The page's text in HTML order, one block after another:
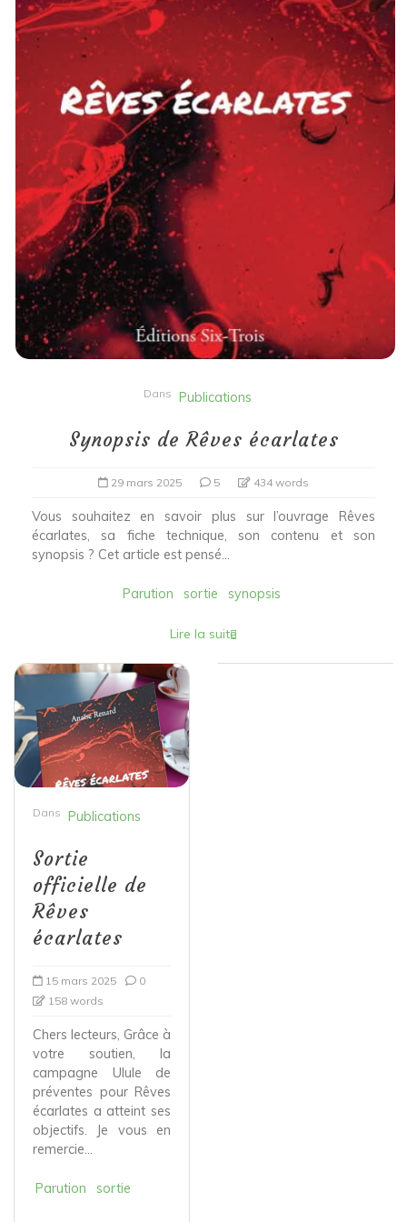
Dans Publications
Synopsis de Rêves écarlates
29 mars 2025 5 434 words
Vous souhaitez en savoir plus sur l’ouvrage Rêves
écarlates, sa fiche technique, son contenu et son
synopsis ? Cet article est pensé...
Parution sortie synopsis
Lire la suite
Dans Publications
Sortie
officielle de
Rêves
écarlates
15 mars 2025
0
158 words
Chers lecteurs, Grâce à
votre soutien, la
campagne Ulule de
préventes pour Rêves
écarlates a atteint ses
objectifs. Je vous en
remercie...
Parution sortie